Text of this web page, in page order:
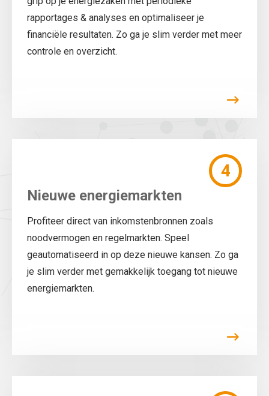
rapportages & analyses en optimaliseer je
financiële resultaten. Zo ga je slim verder met meer
controle en overzicht.
4
Nieuwe energiemarkten
Profiteer direct van inkomstenbronnen zoals
noodvermogen en regelmarkten. Speel
geautomatiseerd in op deze nieuwe kansen. Zo ga
je slim verder met gemakkelijk toegang tot nieuwe
energiemarkten.